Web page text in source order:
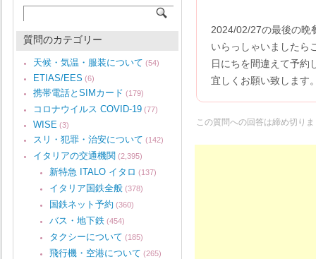
2024/02/27の最後の晩
いらっしゃいましたら
日にちを間違えて予約
宜しくお願い致します
この質問への回答は締め切り
質問のカテゴリー
天候・気温・服装について (54)
ETIAS/EES (6)
携帯電話とSIMカード (179)
コロナウイルス COVID-19 (77)
WISE (3)
スリ・犯罪・治安について (142)
イタリアの交通機関 (2,395)
新特急 ITALO イタロ (137)
イタリア国鉄全般 (378)
国鉄ネット予約 (360)
バス・地下鉄 (454)
タクシーについて (185)
飛行機・空港について (265)